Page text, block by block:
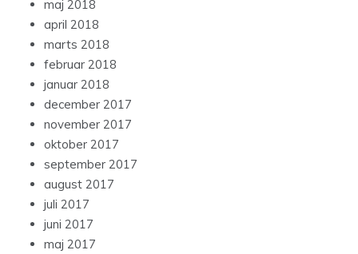
maj 2018
april 2018
marts 2018
februar 2018
januar 2018
december 2017
november 2017
oktober 2017
september 2017
august 2017
juli 2017
juni 2017
maj 2017